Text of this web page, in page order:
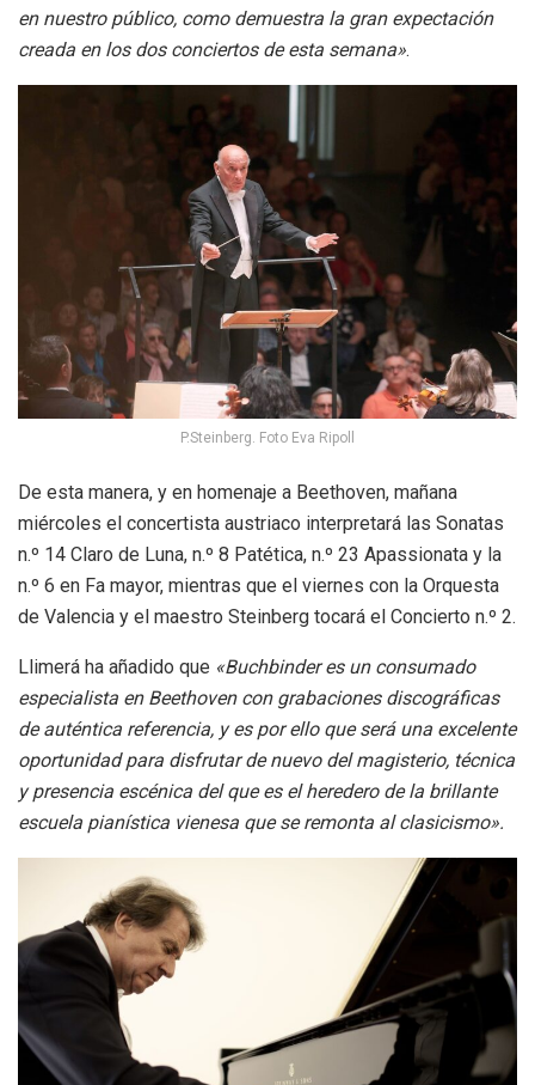
en nuestro público, como demuestra la gran expectación
creada en los dos conciertos de esta semana».
P.Steinberg. Foto Eva Ripoll
De esta manera, y en homenaje a Beethoven, mañana
miércoles el concertista austriaco interpretará las Sonatas
n.º 14 Claro de Luna, n.º 8 Patética, n.º 23 Apassionata y la
n.º 6 en Fa mayor, mientras que el viernes con la Orquesta
de Valencia y el maestro Steinberg tocará el Concierto n.º 2.
Llimerá ha añadido que «Buchbinder es un consumado
especialista en Beethoven con grabaciones discográficas
de auténtica referencia, y es por ello que será una excelente
oportunidad para disfrutar de nuevo del magisterio, técnica
y presencia escénica del que es el heredero de la brillante
escuela pianística vienesa que se remonta al clasicismo».